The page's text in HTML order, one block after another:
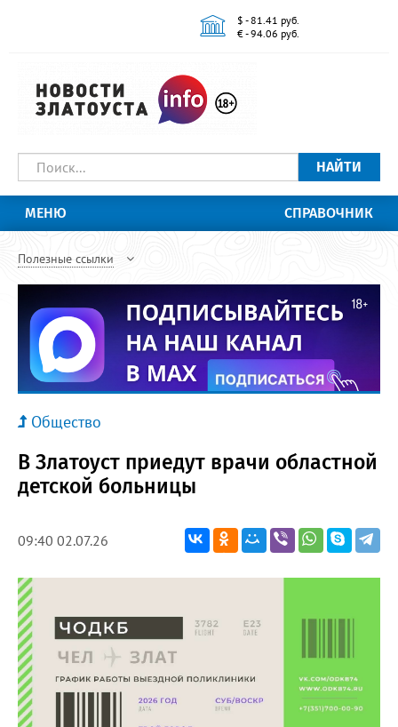
$ - 81.41 руб.
€ - 94.06 руб.
НАЙТИ
МЕНЮ СПРАВОЧНИК
Полезные ссылки
Общество
В Златоуст приедут врачи областной
детской больницы
09:40 02.07.26